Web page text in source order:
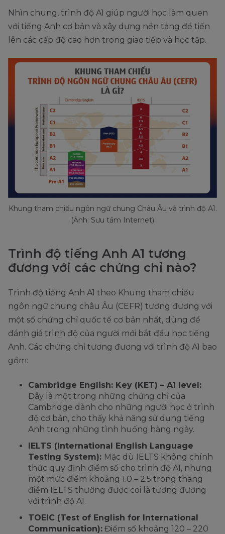
Nhìn chung, trình độ A1 giúp người học làm quen
với tiếng Anh cơ bản và xây dựng nền tảng để tiến
lên các cấp độ cao hơn trong giao tiếp và học tập.
Khung tham chiếu ngôn ngữ chung Châu Âu và trình độ A1.
(Ảnh: Sưu tầm Internet)
Trình độ tiếng Anh A1 tương
đương với các chứng chỉ nào?
Trình độ tiếng Anh A1 theo Khung tham chiếu
ngôn ngữ chung châu Âu (CEFR) tương đương với
một số chứng chỉ quốc tế cơ bản nhất, dùng để
đánh giá trình độ của người mới bắt đầu học tiếng
Anh. Các chứng chỉ tương đương với trình độ A1 bao
gồm:
Cambridge English: Key (KET) – A1 level:
Đây là một trong những chứng chỉ của
Cambridge dành cho những người học ở trình
độ cơ bản, cho thấy khả năng sử dụng tiếng
Anh trong những tình huống hàng ngày.
IELTS (International English Language
Testing System): Mặc dù IELTS không chính
thức quy định điểm số cho trình độ A1, nhưng
một mức điểm khoảng 1.0 – 2.5 trong thang
điểm IELTS thường được coi là tương đương
với trình độ A1.
TOEIC (Test of English for International
Communication): Điểm số khoảng 120 – 220